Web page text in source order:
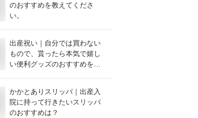
のおすすめを教えてくださ
い。
出産祝い｜自分では買わない
もので、貰ったら本気で嬉し
い便利グッズのおすすめを教
かかとありスリッパ｜出産入
院に持って行きたいスリッパ
のおすすめは？